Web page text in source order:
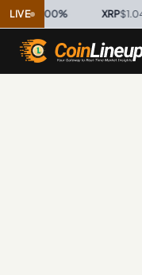
LIVE0.00%· XRP$1.04